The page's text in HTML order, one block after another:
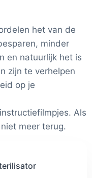
het van de
minder
en natuurlijk het is
zijn te verhelpen
op je
Als
meer terug.